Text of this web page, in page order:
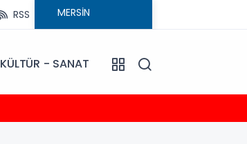
RSS
KÜLTÜR - SANAT